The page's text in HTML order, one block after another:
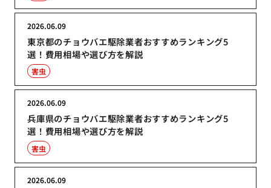
東京都のチョウバエ駆除業者おすすめランキング5
選！費用相場や選び方を解説
2026.06.09
害虫
兵庫県のチョウバエ駆除業者おすすめランキング5
選！費用相場や選び方を解説
2026.06.09
害虫
2026.06.09